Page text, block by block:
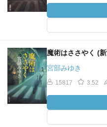
魔術はささやく (
宮部みゆき
15817 3.52